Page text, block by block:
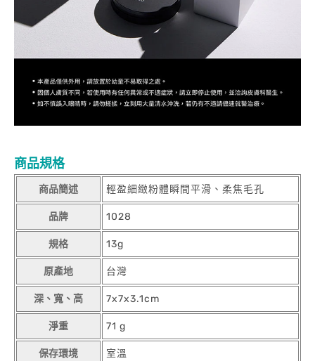
商品規格
商品簡述 輕盈細緻粉體瞬間平滑、柔焦毛孔
品牌 1028
規格 13g
原產地 台灣
深、寬、高 7x7x3.1cm
淨重 71 g
保存環境 室溫